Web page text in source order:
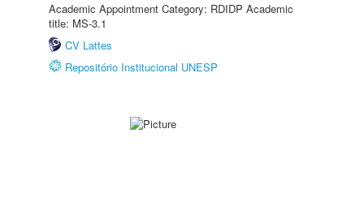
Academic Appointment Category: RDIDP Academic
title: MS-3.1
CV Lattes
Repositório Institucional UNESP